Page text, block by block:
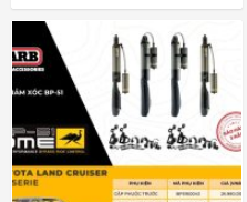
từ
đến
59,610,000 ₫